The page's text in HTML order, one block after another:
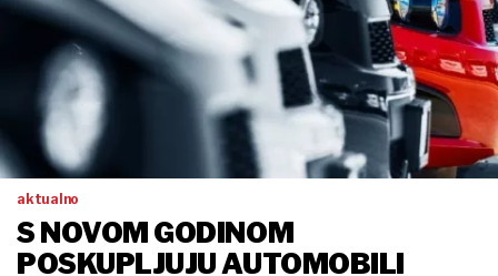
aktualno
S NOVOM GODINOM
POSKUPLJUJU AUTOMOBILI